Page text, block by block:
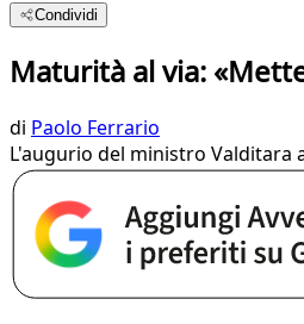
Condividi
Maturità al via:
di Paolo Ferrario
L'augurio del ministro Valditara